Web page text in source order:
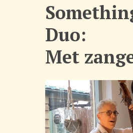
Duo:
Met